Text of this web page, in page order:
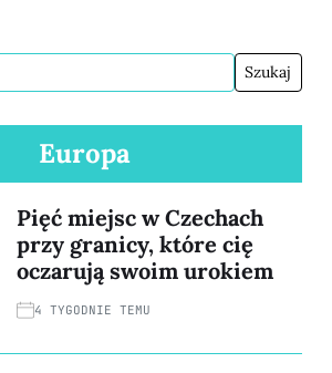
Europa
Pięć miejsc w Czechach
przy granicy, które cię
oczarują swoim urokiem
4 TYGODNIE TEMU